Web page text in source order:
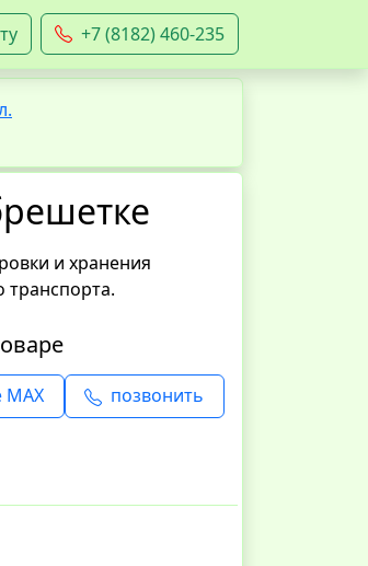
+7 (8182) 460-235
и хранения
транспорта.
позвонить